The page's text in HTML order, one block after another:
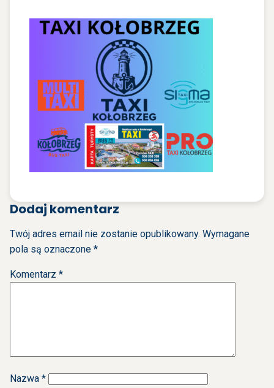
Dodaj komentarz
Twój adres email nie zostanie opublikowany. Wymagane
pola są oznaczone *
Komentarz *
Nazwa *